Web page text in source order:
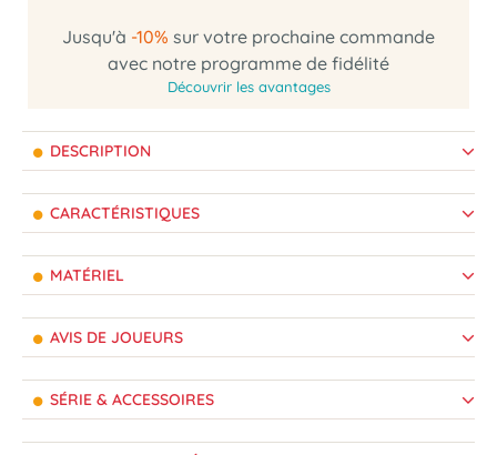
Jusqu'à -10% sur votre prochaine commande
avec notre programme de fidélité
Découvrir les avantages
DESCRIPTION
CARACTÉRISTIQUES
MATÉRIEL
AVIS DE JOUEURS
SÉRIE & ACCESSOIRES